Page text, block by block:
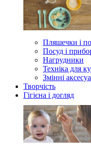
Пляшечки і
Посуд і
Нагрудники
Техніка для
Змінні
Творчість
Гігієна і догляд